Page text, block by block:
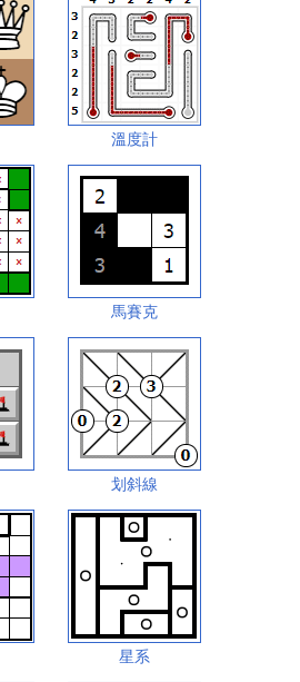
溫度計
馬賽克
划斜線
星系